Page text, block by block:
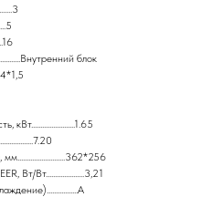
блок
Вт/Вт.....................3,21